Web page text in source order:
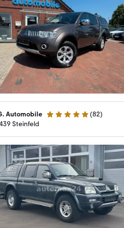
Automobile 4.8 Sterne (82)
Steinfeld